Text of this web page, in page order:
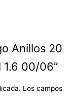
Anillos 20
1.6 00/06”
Los campos